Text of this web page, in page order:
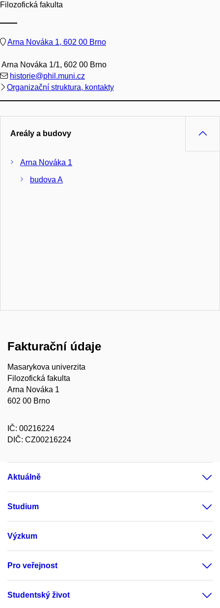
Filozofická fakulta
Arna Nováka 1, 602 00 Brno
Arna Nováka 1/1, 602 00 Brno
historie@phil.muni.cz
Organizační struktura, kontakty
Areály a budovy
Arna Nováka 1
budova A
Fakturační údaje
Masarykova univerzita
Filozofická fakulta
Arna Nováka 1
602 00 Brno
IČ: 00216224
DIČ: CZ00216224
Aktuálně
Studium
Výzkum
Pro veřejnost
Studentský život